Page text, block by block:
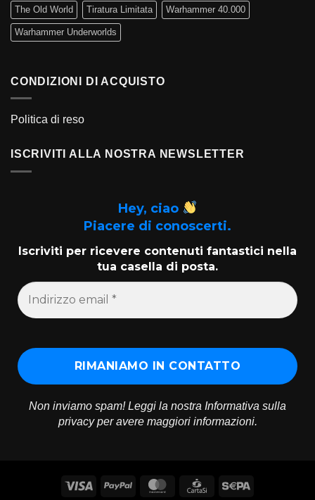
The Old World Tiratura Limitata Warhammer 40.000
Warhammer Underworlds
CONDIZIONI DI ACQUISTO
Politica di reso
ISCRIVITI ALLA NOSTRA NEWSLETTER
Hey, ciao
Piacere di conoscerti.
Iscriviti per ricevere contenuti fantastici nella
tua casella di posta.
Non inviamo spam! Leggi la nostra Informativa sulla
privacyper avere maggiori informazioni.
Visa PayPal MasterCardCartaSi